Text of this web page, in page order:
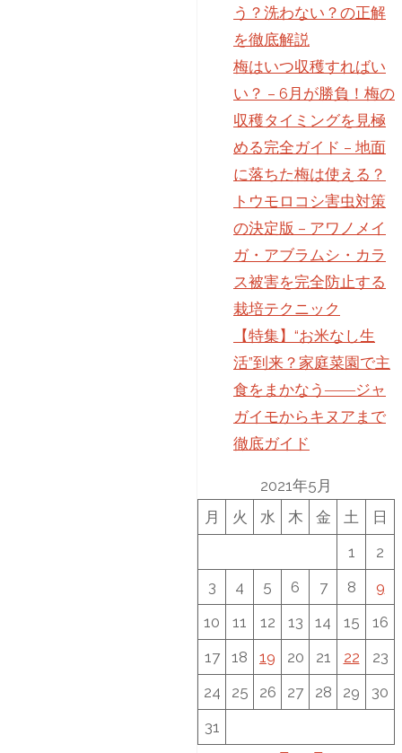
う？洗わない？の正解
を徹底解説
梅はいつ収穫すればい
い？ – 6月が勝負！梅の
収穫タイミングを見極
める完全ガイド – 地面
に落ちた梅は使える？
トウモロコシ害虫対策
の決定版 – アワノメイ
ガ・アブラムシ・カラ
ス被害を完全防止する
栽培テクニック
【特集】“お米なし生
活”到来？家庭菜園で主
食をまかなう――ジャ
ガイモからキヌアまで
徹底ガイド
2021年5月
月
火 水 木 金 土
日
1
2
3
4 5 6 7 8
9
10
11 12 13 14 15
16
17
18 19 20 21 22
23
24
25 26 27 28 29
30
31